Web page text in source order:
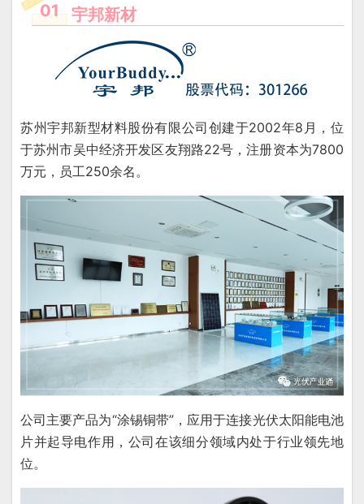
01 宇邦新材
苏州宇邦新型材料股份有限公司创建于2002年8月，位
于苏州市吴中经济开发区友翔路22号，注册资本为7800
万元，员工250余名。
公司主要产品为“涂锡铜带”，应用于连接光伏太阳能电池
片并起导电作用，公司在该细分领域内处于行业领先地
位。